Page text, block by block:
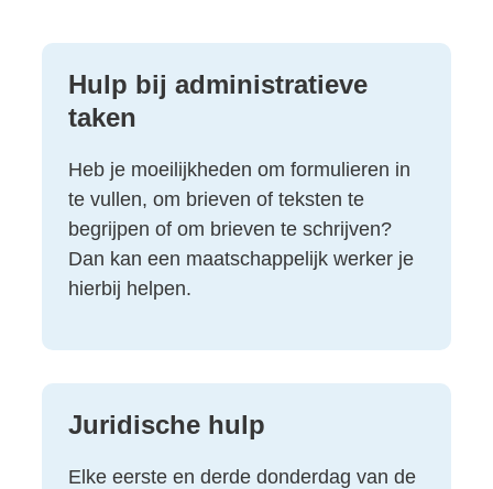
Thema's
Hulp bij administratieve
taken
Heb je moeilijkheden om formulieren in
te vullen, om brieven of teksten te
begrijpen of om brieven te schrijven?
Dan kan een maatschappelijk werker je
hierbij helpen.
Juridische hulp
Elke eerste en derde donderdag van de